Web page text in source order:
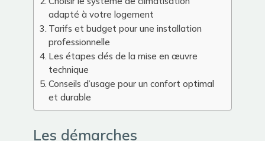
adapté à votre logement
Tarifs et budget pour une installation
professionnelle
Les étapes clés de la mise en œuvre
technique
Conseils d’usage pour un confort optimal
et durable
Les démarches